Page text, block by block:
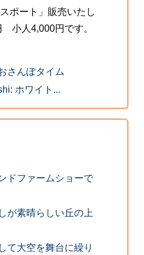
ポート」販売いたし
小人4,000円です。
さんぽタイム
ホワイト...
ドファームショーで
が素晴らしい丘の上
て大空を舞台に繰り